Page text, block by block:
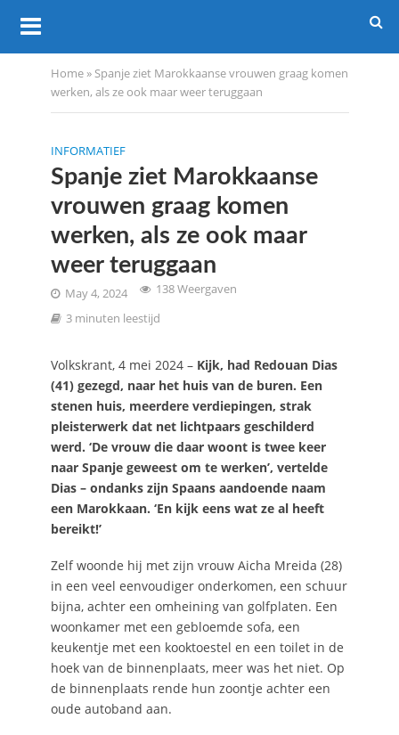
Home» Spanje ziet Marokkaanse vrouwen graag komen
werken, als ze ook maar weer teruggaan
INFORMATIEF
Spanje ziet Marokkaanse
vrouwen graag komen
werken, als ze ook maar
weer teruggaan
May 4, 2024
138 Weergaven
3 minuten leestijd
Volkskrant, 4 mei 2024 – Kijk, had Redouan Dias
(41) gezegd, naar het huis van de buren. Een
stenen huis, meerdere verdiepingen, strak
pleisterwerk dat net lichtpaars geschilderd
werd. ‘De vrouw die daar woont is twee keer
naar Spanje geweest om te werken’, vertelde
Dias – ondanks zijn Spaans aandoende naam
een Marokkaan. ‘En kijk eens wat ze al heeft
bereikt!’
Zelf woonde hij met zijn vrouw Aicha Mreida (28)
in een veel eenvoudiger onderkomen, een schuur
bijna, achter een omheining van golfplaten. Een
woonkamer met een gebloemde sofa, een
keukentje met een kooktoestel en een toilet in de
hoek van de binnenplaats, meer was het niet. Op
de binnenplaats rende hun zoontje achter een
oude autoband aan.